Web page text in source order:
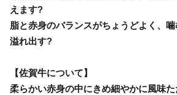
えます?
脂と赤身のバランスがちょうどよく、
溢れ出す?
【佐賀牛について】
柔らかい赤身の中にきめ細やかに風味